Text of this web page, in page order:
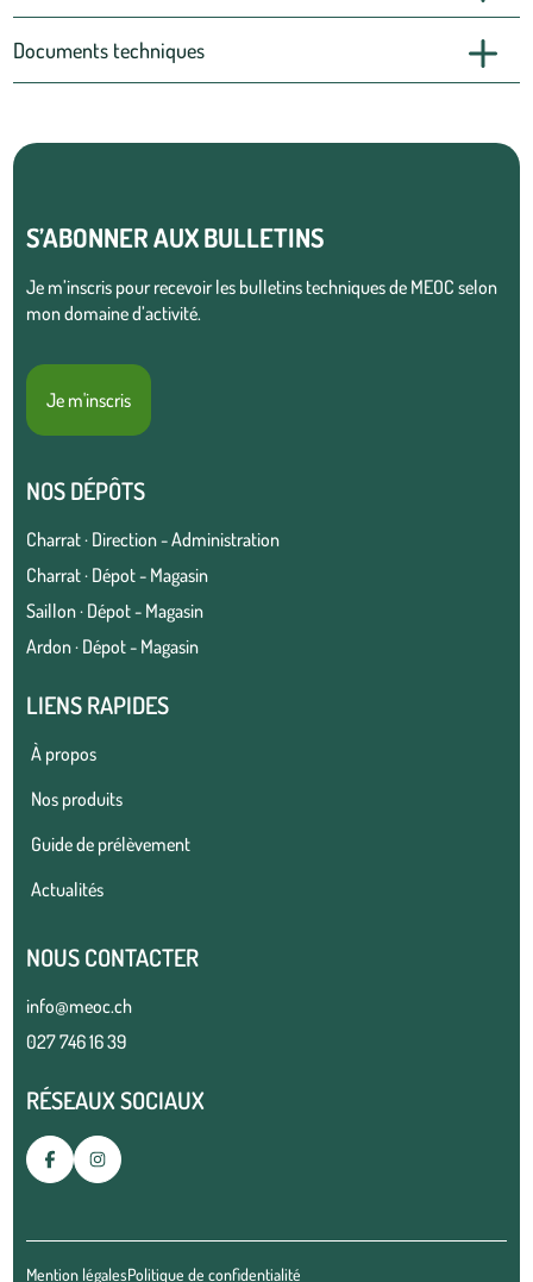
Documents techniques
S’ABONNER AUX BULLETINS
Je m’inscris pour recevoir les bulletins techniques de MEOC selon
mon domaine d’activité.
Je m'inscris
NOS DÉPÔTS
Charrat · Direction - Administration
Charrat · Dépot - Magasin
Saillon · Dépot - Magasin
Ardon · Dépot - Magasin
LIENS RAPIDES
À propos
Nos produits
Guide de prélèvement
Actualités
NOUS CONTACTER
info@meoc.ch
027 746 16 39
RÉSEAUX SOCIAUX
Mention légalesPolitique de confidentialité